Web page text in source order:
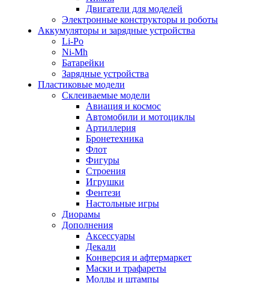
Двигатели для моделей
Электронные конструкторы и роботы
Аккумуляторы и зарядные устройства
Li-Po
Ni-Mh
Батарейки
Зарядные устройства
Пластиковые модели
Склеиваемые модели
Авиация и космос
Автомобили и мотоциклы
Артиллерия
Бронетехника
Флот
Фигуры
Строения
Игрушки
Фентези
Настольные игры
Диорамы
Дополнения
Аксессуары
Декали
Конверсия и афтермаркет
Маски и трафареты
Молды и штампы